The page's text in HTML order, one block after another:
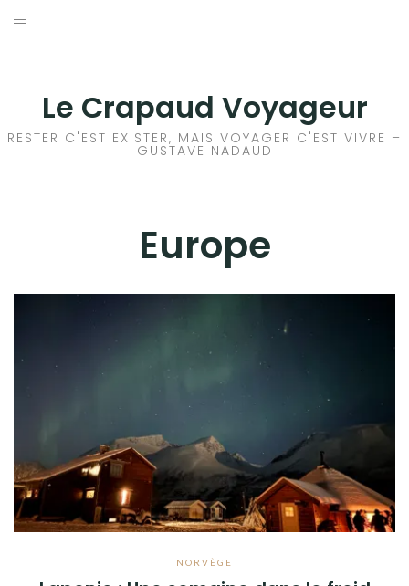
Aller
Le Crapaud Voyageur
RESTER C'EST EXISTER, MAIS VOYAGER C'EST VIVRE –
GUSTAVE NADAUD
Europe
NORVÈGE
EUROPE
AMÉRIQUE CENTRALE
TOUR DU MONDE 2020-2021
CONTACT